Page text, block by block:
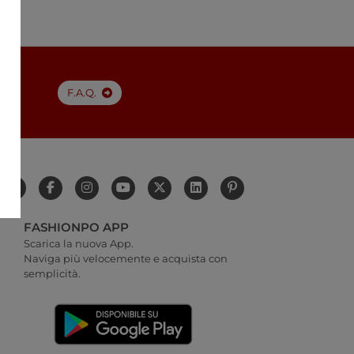
F.A.Q.
FASHIONPO APP
Scarica la nuova App.
Naviga più velocemente e acquista con
semplicità.